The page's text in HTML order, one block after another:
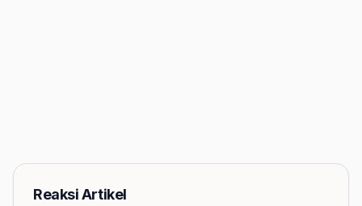
Reaksi Artikel